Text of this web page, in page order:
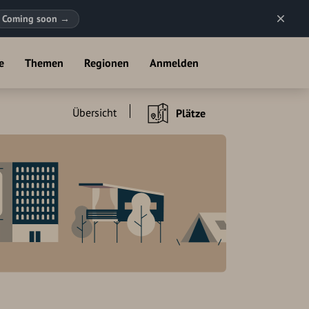
Coming soon →
Themen Regionen Anmelden
Übersicht Plätze